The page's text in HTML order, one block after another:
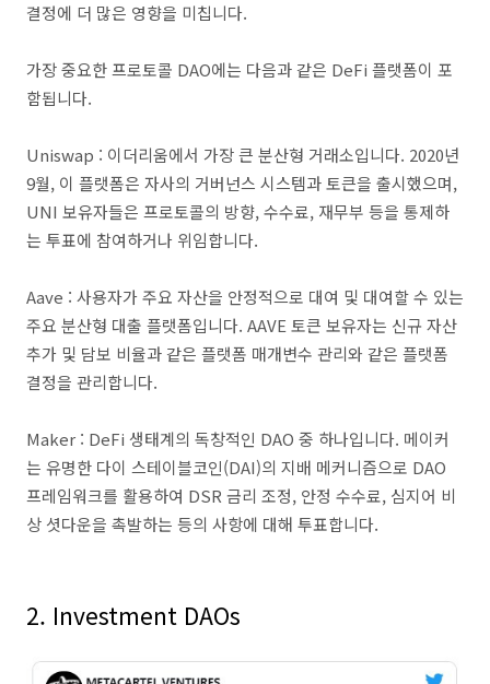
결정에 더 많은 영향을 미칩니다.
가장 중요한 프로토콜 DAO에는 다음과 같은 DeFi 플랫폼이 포
함됩니다.
Uniswap : 이더리움에서 가장 큰 분산형 거래소입니다. 2020년
9월, 이 플랫폼은 자사의 거버넌스 시스템과 토큰을 출시했으며,
UNI 보유자들은 프로토콜의 방향, 수수료, 재무부 등을 통제하
는 투표에 참여하거나 위임합니다.
Aave : 사용자가 주요 자산을 안정적으로 대여 및 대여할 수 있는
주요 분산형 대출 플랫폼입니다. AAVE 토큰 보유자는 신규 자산
추가 및 담보 비율과 같은 플랫폼 매개변수 관리와 같은 플랫폼
결정을 관리합니다.
Maker : DeFi 생태계의 독창적인 DAO 중 하나입니다. 메이커
는 유명한 다이 스테이블코인(DAI)의 지배 메커니즘으로 DAO
프레임워크를 활용하여 DSR 금리 조정, 안정 수수료, 심지어 비
상 셧다운을 촉발하는 등의 사항에 대해 투표합니다.
2. Investment DAOs